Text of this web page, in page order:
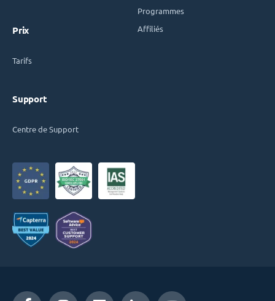
Prix
Tarifs
Support
Centre de Support
Programmes
Affiliés